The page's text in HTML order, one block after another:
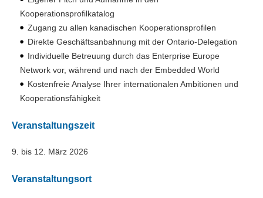
Kooperationsprofilkatalog
Zugang zu allen kanadischen Kooperationsprofilen
Direkte Geschäftsanbahnung mit der Ontario-Delegation
Individuelle Betreuung durch das Enterprise Europe
Network vor, während und nach der Embedded World
Kostenfreie Analyse Ihrer internationalen Ambitionen und
Kooperationsfähigkeit
Veranstaltungszeit
9. bis 12. März 2026
Veranstaltungsort